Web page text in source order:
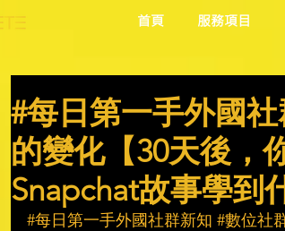
首頁 服務項目
#每日第一手外國
的變化【30天後，
Snapchat故事學到
#每日第一手外國社群新知 #數位社